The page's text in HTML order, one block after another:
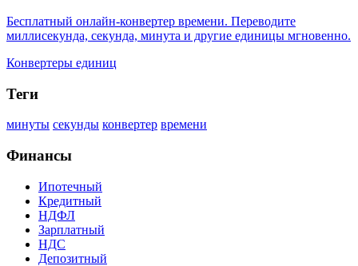
Бесплатный онлайн-конвертер времени. Переводите
миллисекунда, секунда, минута и другие единицы мгновенно.
Конвертеры единиц
Теги
минуты секунды конвертер времени
Финансы
Ипотечный
Кредитный
НДФЛ
Зарплатный
НДС
Депозитный